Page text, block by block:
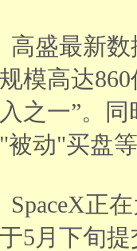
高盛最新
模高达
之一”。
被动"买盘
SpaceX正
5月下旬